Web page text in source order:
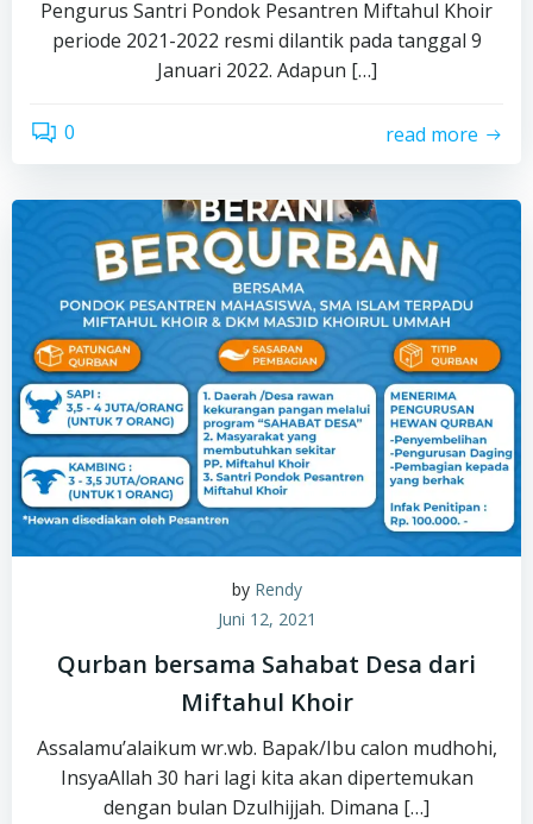
Pengurus Santri Pondok Pesantren Miftahul Khoir
periode 2021-2022 resmi dilantik pada tanggal 9
Januari 2022. Adapun […]
0 read more
by Rendy
Juni 12, 2021
Qurban bersama Sahabat Desa dari
Miftahul Khoir
Assalamu’alaikum wr.wb. Bapak/Ibu calon mudhohi,
InsyaAllah 30 hari lagi kita akan dipertemukan
dengan bulan Dzulhijjah. Dimana […]